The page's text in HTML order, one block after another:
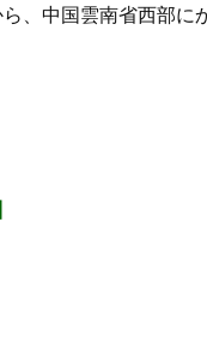
、中国雲南省西部に